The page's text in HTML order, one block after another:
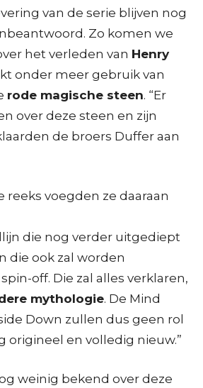
van de serie blijven nog
Zo komen we
het verleden van Henry
onder meer gebruik van
rode magische steen. “Er
over deze steen en zijn
de broers Duffer aan
reeks voegden ze daaraan
die nog verder uitgediept
die ook zal worden
off. Die zal alles verklaren,
mythologie. De Mind
Down zullen dus geen rol
origineel en volledig nieuw.”
weinig bekend over deze